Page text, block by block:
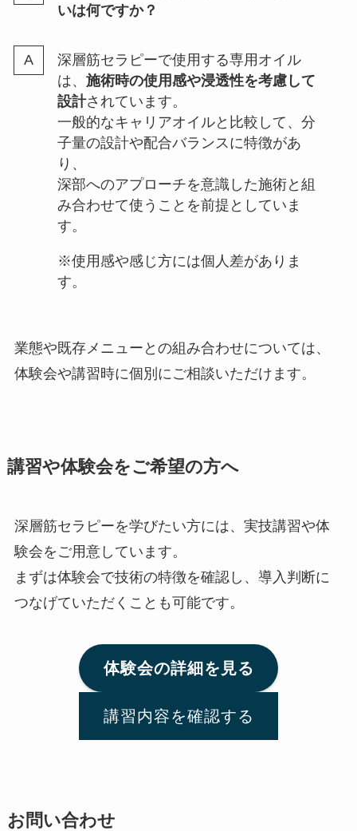
いは何ですか？
深層筋セラピーで使用する専用オイル
は、 施術時の使用感や浸透性を考慮して
設計されています。
一般的なキャリアオイルと比較して、分
子量の設計や配合バランスに特徴があ
り、
深部へのアプローチを意識した施術と組
み合わせて使うことを前提としていま
す。
※使用感や感じ方には個人差がありま
す。
業態や既存メニューとの組み合わせについては、
体験会や講習時に個別にご相談いただけます。
講習や体験会をご希望の方へ
深層筋セラピーを学びたい方には、実技講習や体
験会をご用意しています。
まずは体験会で技術の特徴を確認し、導入判断に
つなげていただくことも可能です。
体験会の詳細を見る
講習内容を確認する
お問い合わせ